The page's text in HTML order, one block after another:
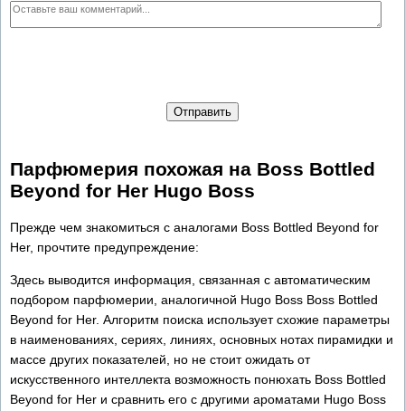
Отправить
Парфюмерия похожая на Boss Bottled
Beyond for Her Hugo Boss
Прежде чем знакомиться с аналогами Boss Bottled Beyond for
Her, прочтите предупреждение:
Здесь выводится информация, связанная с автоматическим
подбором парфюмерии, аналогичной Hugo Boss Boss Bottled
Beyond for Her. Алгоритм поиска использует схожие параметры
в наименованиях, сериях, линиях, основных нотах пирамидки и
массе других показателей, но не стоит ожидать от
искусственного интеллекта возможность понюхать Boss Bottled
Beyond for Her и сравнить его с другими ароматами Hugo Boss